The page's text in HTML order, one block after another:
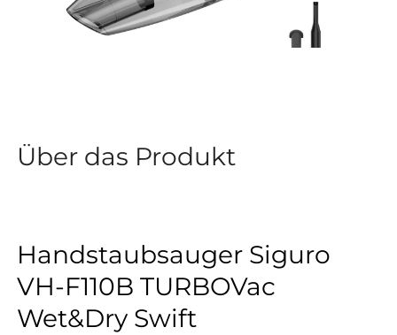
Über das Produkt
Handstaubsauger Siguro
VH-F110B TURBOVac
Wet&Dry Swift